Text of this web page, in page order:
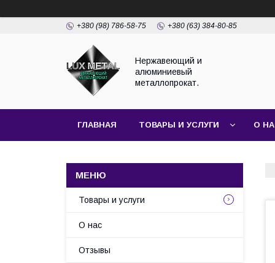
+380 (98) 786-58-75 +380 (63) 384-80-85
Нержавеющий и
алюминиевый
металлопрокат.
ГЛАВНАЯ ТОВАРЫ И УСЛУГИ О
Товары и услуги
О нас
Отзывы